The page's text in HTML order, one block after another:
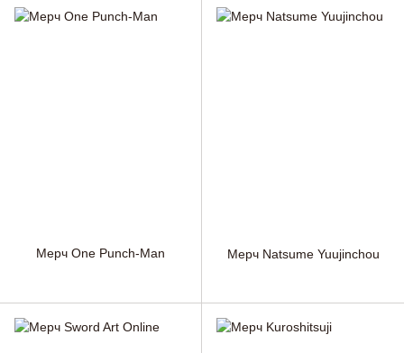
Мерч One Punch-Man Мерч Natsume Yuujinchou